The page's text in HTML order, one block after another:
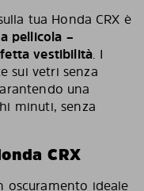
tua Honda CRX è
pellicola –
vestibilità. I
sui vetri senza
una
minuti, senza
CRX
oscuramento ideale